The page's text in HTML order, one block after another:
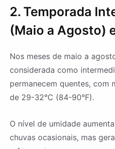
2. Temporada
(Maio a Agosto)
Nos meses de maio a
considerada como
permanecem quentes, com
de 29-32°C (84-90°F).
O nível de umidade
chuvas ocasionais, mas